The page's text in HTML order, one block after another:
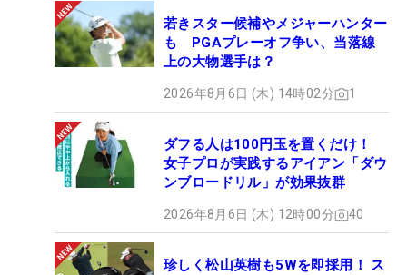
若きスター候補やメジャーハンター
も PGAプレーオフ争い、当落線
上の大物選手は？
2026年8月6日 (木) 14時02分 1
ダフる人は100円玉を置くだけ！
女子プロが実践するアイアン「ダウ
ンブロードリル」が効果抜群
2026年8月6日 (木) 12時00分 40
珍しく松山英樹も5Wを即採用！ ス